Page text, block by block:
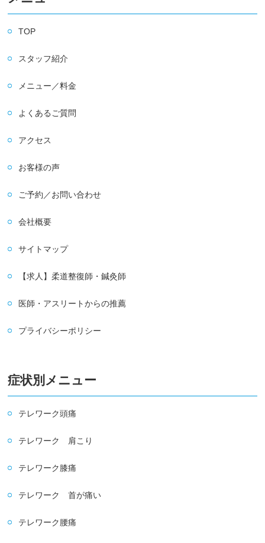
TOP
スタッフ紹介
メニュー／料金
よくあるご質問
アクセス
お客様の声
ご予約／お問い合わせ
会社概要
サイトマップ
【求人】柔道整復師・鍼灸師
医師・アスリートからの推薦
プライバシーポリシー
症状別メニュー
テレワーク頭痛
テレワーク 肩こり
テレワーク膝痛
テレワーク 首が痛い
テレワーク腰痛